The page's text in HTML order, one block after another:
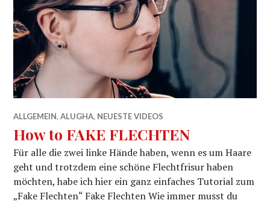
ALLGEMEIN,ALUGHA, NEUESTE VIDEOS
How to FAKE FLECHTEN
Für alle die zwei linke Hände haben, wenn es um Haare
geht und trotzdem eine schöne Flechtfrisur haben
möchten, habe ich hier ein ganz einfaches Tutorial zum
„Fake Flechten“ Fake Flechten Wie immer musst du